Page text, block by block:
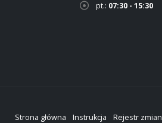
pt.: 07:30 - 15:30
Strona główna Instrukcja Rejestr zmian